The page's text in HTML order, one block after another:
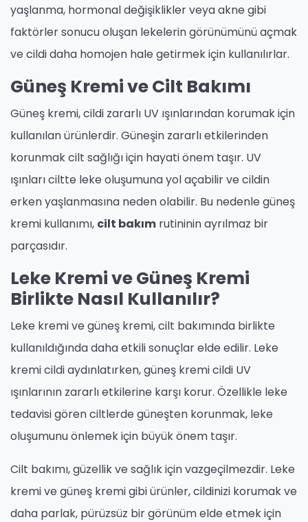
yaşlanma, hormonal değişiklikler veya akne gibi
faktörler sonucu oluşan lekelerin görünümünü açmak
ve cildi daha homojen hale getirmek için kullanılırlar.
Güneş Kremi ve Cilt Bakımı
Güneş kremi, cildi zararlı UV ışınlarından korumak için
kullanılan ürünlerdir. Güneşin zararlı etkilerinden
korunmak cilt sağlığı için hayati önem taşır. UV
ışınları ciltte leke oluşumuna yol açabilir ve cildin
erken yaşlanmasına neden olabilir. Bu nedenle güneş
kremi kullanımı, cilt bakım rutininin ayrılmaz bir
parçasıdır.
Leke Kremi ve Güneş Kremi
Birlikte Nasıl Kullanılır?
Leke kremi ve güneş kremi, cilt bakımında birlikte
kullanıldığında daha etkili sonuçlar elde edilir. Leke
kremi cildi aydınlatırken, güneş kremi cildi UV
ışınlarının zararlı etkilerine karşı korur. Özellikle leke
tedavisi gören ciltlerde güneşten korunmak, leke
oluşumunu önlemek için büyük önem taşır.
Cilt bakımı, güzellik ve sağlık için vazgeçilmezdir. Leke
kremi ve güneş kremi gibi ürünler, cildinizi korumak ve
daha parlak, pürüzsüz bir görünüm elde etmek için